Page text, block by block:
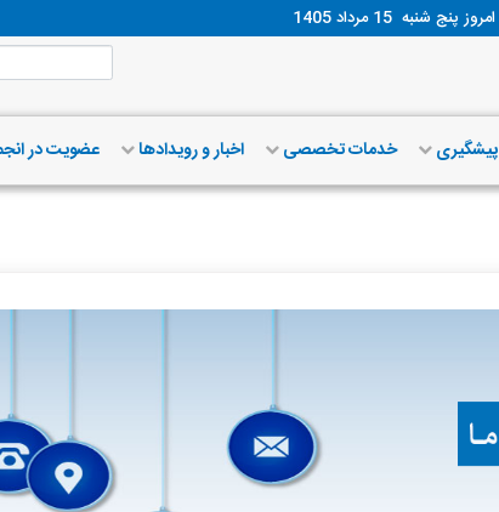
امروز پنج شنبه 15 مرداد 1405
پیشگیری خدمات تخصصی اخبار و رویدادها عضویت در